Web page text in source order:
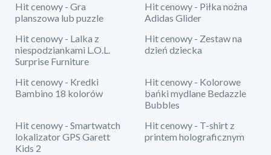
Hit cenowy - Gra
planszowa lub puzzle
Hit cenowy - Piłka nożna
Adidas Glider
Hit cenowy - Lalka z
niespodziankami L.O.L.
Surprise Furniture
Hit cenowy - Zestaw na
dzień dziecka
Hit cenowy - Kredki
Bambino 18 kolorów
Hit cenowy - Kolorowe
bańki mydlane Bedazzle
Bubbles
Hit cenowy - Smartwatch
lokalizator GPS Garett
Kids 2
Hit cenowy - T-shirt z
printem holograficznym